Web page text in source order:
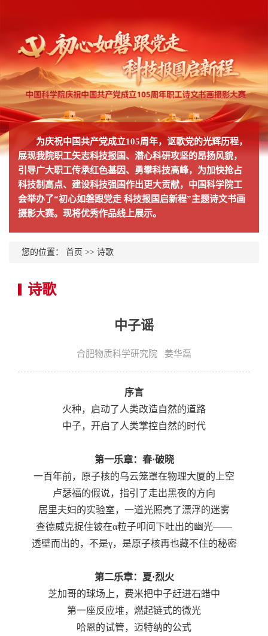
为庆祝中国共产党成立105周年，讴歌党的光辉历程，
展现我院职工矢志科技报国、潜心科研攻坚的昂扬风貌，
引导广大职工传承红色基因、勇攀科技高峰，为加快抢占
科技制高点、建设科技强国作出更大贡献，中国科学院工
会举办了“初心如磐跟党走 科技报国启新程”主题诗文书画
摄影大赛。现将优秀作品线上展示。
您的位置： 首页 >> 诗歌
诗歌
中子谣
合肥物质科学研究院 姜华磊
序言
火种，启动了人类改造自然的道路
中子，开启了人类掌控自然的时代
第一乐章：春·破晓
一百年前，原子核的乌云笼罩在物理大厦的上空
卢瑟福的假说，指引了走出黑夜的方向
居里夫妇的实验室，一道光照亮了漂浮的迷雾
查德威克捉住铍在α粒子叩问下吐出的幽光——
透壁而出的，不是γ，是原子核再也藏不住的秘密
第二乐章：夏·烈火
芝加哥的球场上，费米把中子赶进石蜡中
第一座反应堆，燃起链式的微光
哈恩的试管，迈特纳的公式